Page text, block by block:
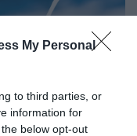
My Personal
to third parties, or
information for
below opt-out